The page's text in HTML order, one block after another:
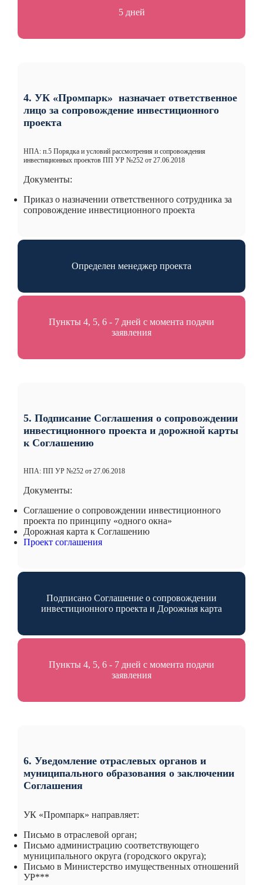
5 дней
4. УК «Промпарк» назначает ответственное
лицо за сопровождение инвестиционного
проекта
НПА: п.5 Порядка и условий рассмотрения и сопровождения
инвестиционных проектов ПП УР №252 от 27.06.2018
Документы:
Приказ о назначении ответственного сотрудника за
сопровождение инвестиционного проекта
Определен менеджер проекта
Пункты 4, 5, 6 - 7 дней с момента подачи
заявления
5. Подписание Соглашения о сопровождении
инвестиционного проекта и дорожной карты
к Соглашению
НПА: ПП УР №252 от 27.06.2018
Документы:
Соглашение о сопровождении инвестиционного
проекта по принципу «одного окна»
Дорожная карта к Соглашению
Проект соглашения
Подписано Соглашение о сопровождении
инвестиционного проекта и Дорожная карта
Пункты 4, 5, 6 - 7 дней с момента подачи
заявления
6. Уведомление отраслевых органов и
муниципального образования о заключении
Соглашения
УК «Промпарк» направляет:
Письмо в отраслевой орган;
Письмо администрацию соответствующего
муниципального округа (городского округа);
Письмо в Министерство имущественных отношений
УР***